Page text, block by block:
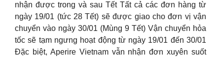
nhận được trong và sau Tết Tất cả các đơn hàng từ
ngày 19/01 (tức 28 Tết) sẽ được giao cho đơn vị vận
chuyển vào ngày 30/01 (Mùng 9 Tết) Vận chuyển hỏa
tốc sẽ tạm ngưng hoạt động từ ngày 19/01 đến 30/01
️Đặc biệt, Aperire Vietnam vẫn nhận đơn xuyên suốt